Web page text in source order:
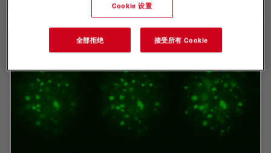
Cookie 设置
全部拒绝 接受所有 Cookie